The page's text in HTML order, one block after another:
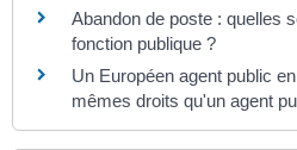
Abandon de poste : quelles
fonction publique ?
Un Européen agent public
mêmes droits qu'un agent